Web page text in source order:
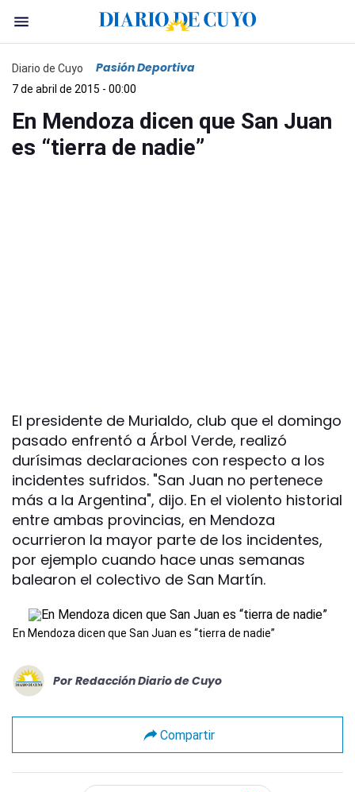
Diario de Cuyo Pasión Deportiva
7 de abril de 2015 - 00:00
En Mendoza dicen que San Juan
es “tierra de nadie”
El presidente de Murialdo, club que el domingo
pasado enfrentó a Árbol Verde, realizó
durísimas declaraciones con respecto a los
incidentes sufridos. "San Juan no pertenece
más a la Argentina", dijo. En el violento historial
entre ambas provincias, en Mendoza
ocurrieron la mayor parte de los incidentes,
por ejemplo cuando hace unas semanas
balearon el colectivo de San Martín.
En Mendoza dicen que San Juan es “tierra de nadie”
Por Redacción Diario de Cuyo
Compartir